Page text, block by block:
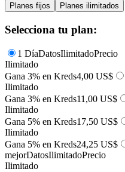
Planes fijos Planes ilimitados
Selecciona tu plan:
1 DíaDatosIlimitadoPrecio
Ilimitado
Gana 3% en Kreds4,00 US$
Ilimitado
Gana 3% en Kreds11,00 US$
Ilimitado
Gana 5% en Kreds17,50 US$
Ilimitado
Gana 5% en Kreds24,25 US$
mejorDatosIlimitadoPrecio
Ilimitado